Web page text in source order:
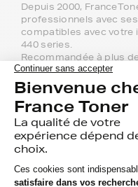
Depuis 2000,
professionnels avec
compatibles avec votre
440 series.
Recommandée à plus
clients, FranceToner
plus de 300 000
marques : Epson, HP,
Samsung, Konica-
moins connues !
Pour votre
440 series, vous